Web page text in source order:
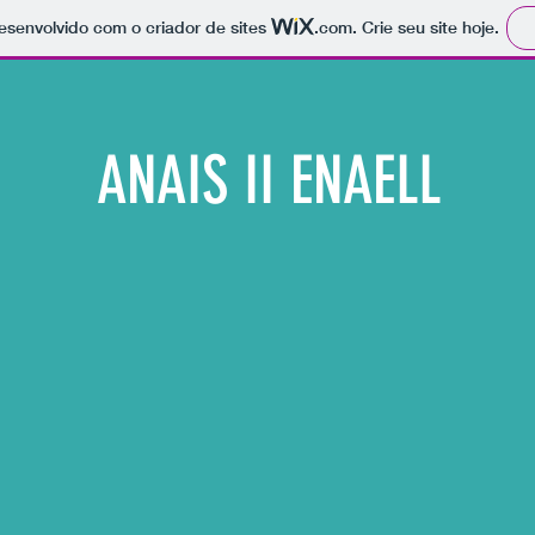
com o criador de sites .com. Crie seu site hoje.
ANAIS II ENAELL